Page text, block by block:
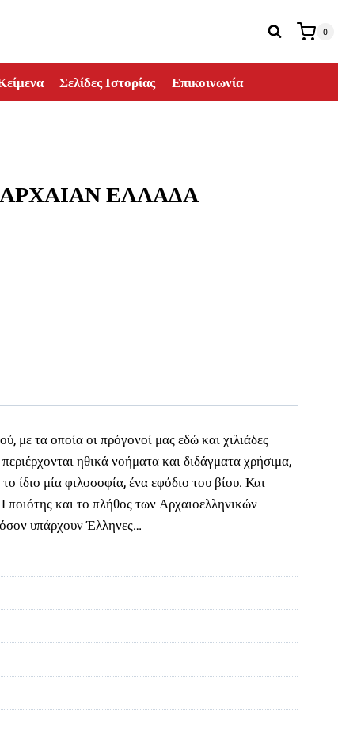
0
Σελίδες Ιστορίας Επικοινωνία
ΕΛΛΑΔΑ
με τα οποία οι πρόγονοί μας εδώ και χιλιάδες
ηθικά νοήματα και διδάγματα χρήσιμα,
ίδιο μία φιλοσοφία, ένα εφόδιο του βίου. Και
ποιότης και το πλήθος των Αρχαιοελληνικών
όσον υπάρχουν Έλληνες…